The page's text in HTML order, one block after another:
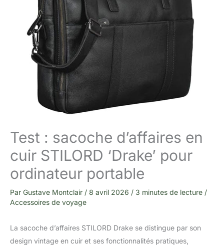
Test : sacoche d’affaires en
cuir STILORD ‘Drake’ pour
ordinateur portable
Par Gustave Montclair / 8 avril 2026 / 3 minutes de lecture /
Accessoires de voyage
La sacoche d’affaires STILORD Drake se distingue par son
design vintage en cuir et ses fonctionnalités pratiques,